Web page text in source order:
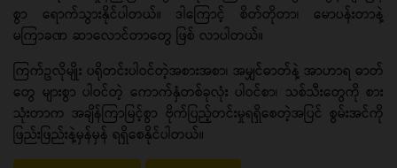
စွာ ရောက်သွားနိုင်ပါတယ်။ ဒါကြောင့် စိတ်တိုတာ၊ မောပန်းတာနဲ့
မကြာခဏ ဆာလောင်တာတွေ ဖြစ် လာပါတယ်။
ကြက်ဥလိုမျိုး ပရိုတင်းပါဝင်တဲ့အစားအစာ၊ အမျှင်ဓာတ်နဲ့ အာဟာရ ဓာတ်
တွေ များစွာ ပါဝင်တဲ့ ကောက်နှံတစ်ခုလုံး ပါဝင်စာ၊ သစ်သီးတွေကို စား
သုံးတာက အချိန်ကြာမြင့်စွာ ဗိုက်ပြည့်တင်းမှုရရှိစေတဲ့အပြင် စွမ်းအင်ကို
ဖြည်းဖြည်းနဲ့မှန်မှန် ရရှိစေနိုင်ပါတယ်။